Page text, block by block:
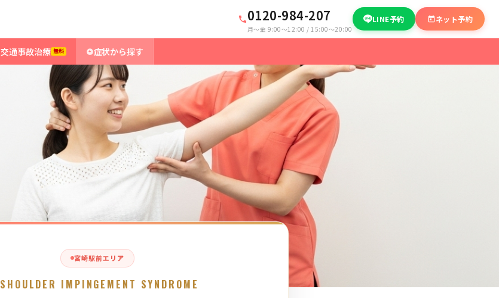
0120-984-207
月〜金 9:00〜12:00 / 15:00〜20:00
LINE予約 ネット予約
交通事故治療 無料 症状から探す
宮崎駅前エリア
SHOULDER IMPINGEMENT SYNDROME